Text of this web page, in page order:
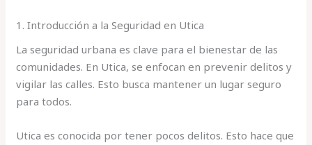
1. Introducción a la Seguridad en Utica
La seguridad urbana es clave para el bienestar de las
comunidades. En Utica, se enfocan en prevenir delitos y
vigilar las calles. Esto busca mantener un lugar seguro
para todos.
Utica es conocida por tener pocos delitos. Esto hace que